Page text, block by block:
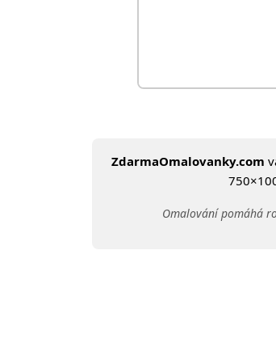
ZdarmaOmalovanky.com
Omalování pomáhá